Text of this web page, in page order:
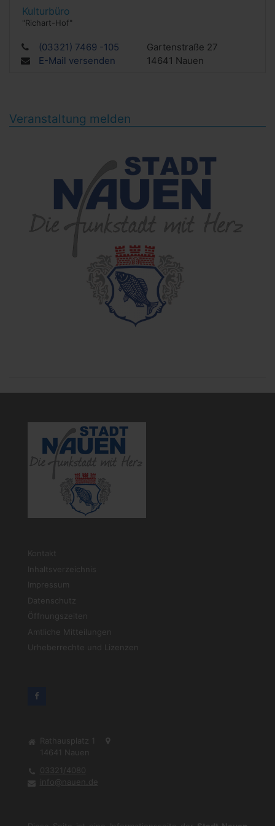
Kulturbüro
"Richart-Hof"
(03321) 7469 -105
E-Mail versenden
Gartenstraße 27
14641 Nauen
Veranstaltung melden
Kontakt
Inhaltsverzeichnis
Impressum
Datenschutz
Öffnungszeiten
Amtliche Mitteilungen
Urheberrechte und Lizenzen
Rathausplatz 1
14641
Nauen
03321/4080
info@nauen.de